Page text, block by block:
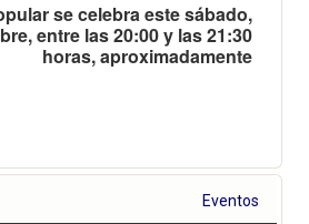
se celebra este sábado,
entre las 20:00 y las 21:30
horas, aproximadamente
Eventos